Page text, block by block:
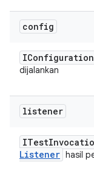
config
IConfiguration
dijalankan
listener
ITest
Listener hasil